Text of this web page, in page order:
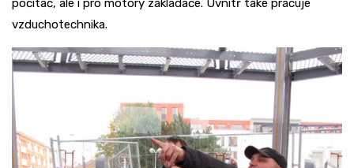
počítač, ale i pro motory zakladače. Uvnitř také pracuje
vzduchotechnika.